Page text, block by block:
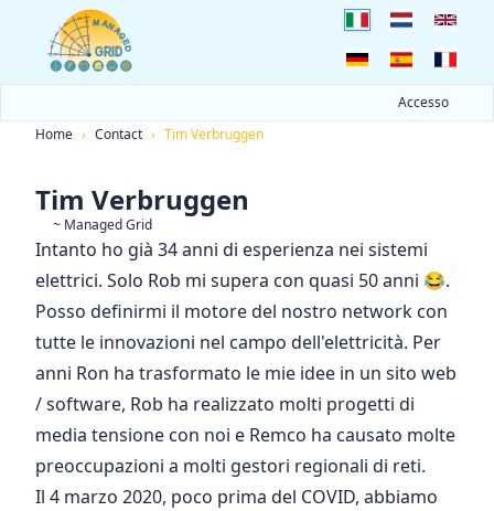
Accesso
Home › Contact › Tim Verbruggen
Tim Verbruggen
~ Managed Grid
Intanto ho già 34 anni di esperienza nei sistemi
elettrici. Solo Rob mi supera con quasi 50 anni 😂.
Posso definirmi il motore del nostro network con
tutte le innovazioni nel campo dell'elettricità. Per
anni Ron ha trasformato le mie idee in un sito web
/ software, Rob ha realizzato molti progetti di
media tensione con noi e Remco ha causato molte
preoccupazioni a molti gestori regionali di reti.
Il 4 marzo 2020, poco prima del COVID, abbiamo